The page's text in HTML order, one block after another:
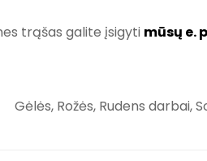
trąšas galite įsigyti mūsų e.
Gėlės, Rožės, Rudens darbai,